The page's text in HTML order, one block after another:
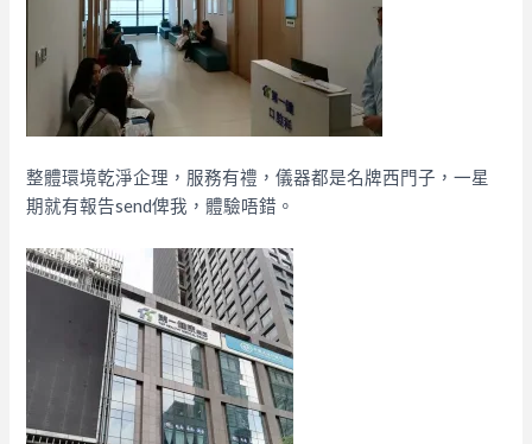
整體環境乾淨企理，服務有禮，儀器都是名牌西門子，一星
期就有報告send俾我，體驗唔錯。